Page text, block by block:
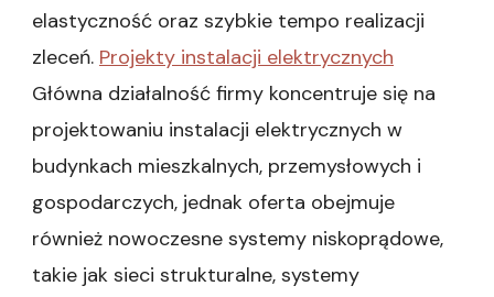
elastyczność oraz szybkie tempo realizacji
zleceń. Projekty instalacji elektrycznych
Główna działalność firmy koncentruje się na
projektowaniu instalacji elektrycznych w
budynkach mieszkalnych, przemysłowych i
gospodarczych, jednak oferta obejmuje
również nowoczesne systemy niskoprądowe,
takie jak sieci strukturalne, systemy